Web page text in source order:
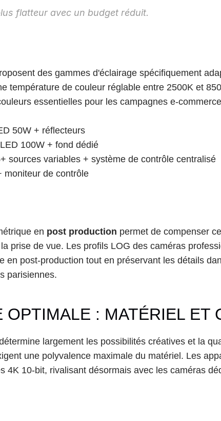
flatteur avec un budget réduit.
des gammes d'éclairage spécifiquement
température de couleur réglable entre 2500K et
essentielles pour les campagnes e-
50W + réflecteurs
100W + fond dédié
sources variables + système de contrôle centralisé
moniteur de contrôle
en post production permet de compenser
prise de vue. Les profils LOG des caméras
post-production tout en préservant les détails
parisiennes.
: MATÉRIEL ET
largement les possibilités créatives et la
une polyvalence maximale du matériel. Les
4K 10-bit, rivalisant désormais avec les caméras